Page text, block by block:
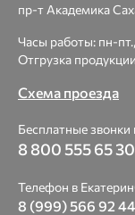
пр-т Академика
Часы работы: пн-
Отгрузка
Схема проезда
Бесплатные звонки
8 800 555 65 30
Телефон в
8 (999) 566 92 44